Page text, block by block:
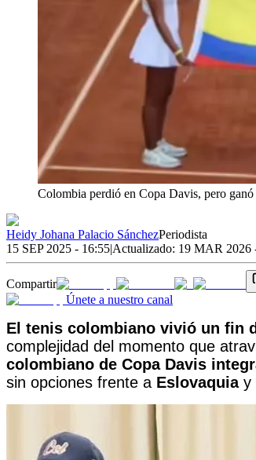
Colombia perdió en Copa Davis, pero
Heidy Johana Palacio SánchezPeriodista
15 SEP 2025 - 16:55|Actualizado: 19 MAR 2026
Compartir
Únete a nuestro canal
El tenis colombiano vivió un fin
complejidad del momento que
colombiano de Copa Davis
sin opciones frente a Eslovaquia y